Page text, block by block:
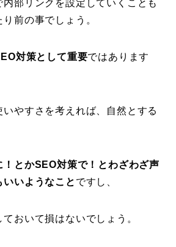
部リンクを設定していくことも
前の事でしょう。
対策として重要ではあります
やすさを考えれば、自然とする
！とかSEO対策で！とわざわざ声
いようなこと ですし、
おいて損はないでしょう。